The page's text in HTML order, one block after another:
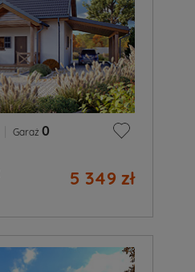
Garaż 0
5 349 zł